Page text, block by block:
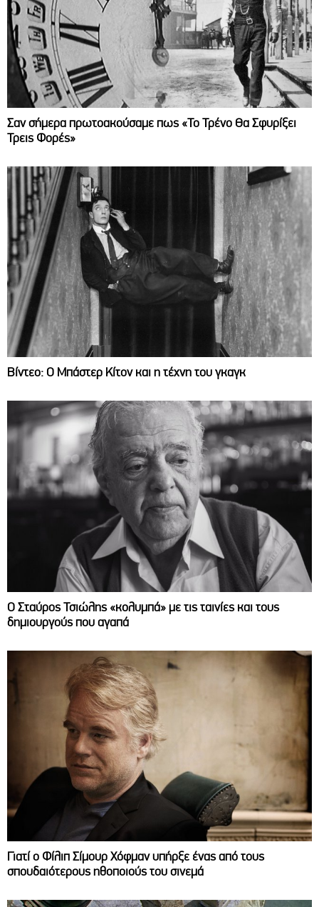
Σαν σήμερα πρωτοακούσαμε πως «Το Τρένο Θα Σφυρίξει
Τρεις Φορές»
Βίντεο: Ο Μπάστερ Κίτον και η τέχνη του γκαγκ
Ο Σταύρος Τσιώλης «κολυμπά» με τις ταινίες και τους
δημιουργούς που αγαπά
Γιατί ο Φίλιπ Σίμουρ Χόφμαν υπήρξε ένας από τους
σπουδαιότερους ηθοποιούς του σινεμά